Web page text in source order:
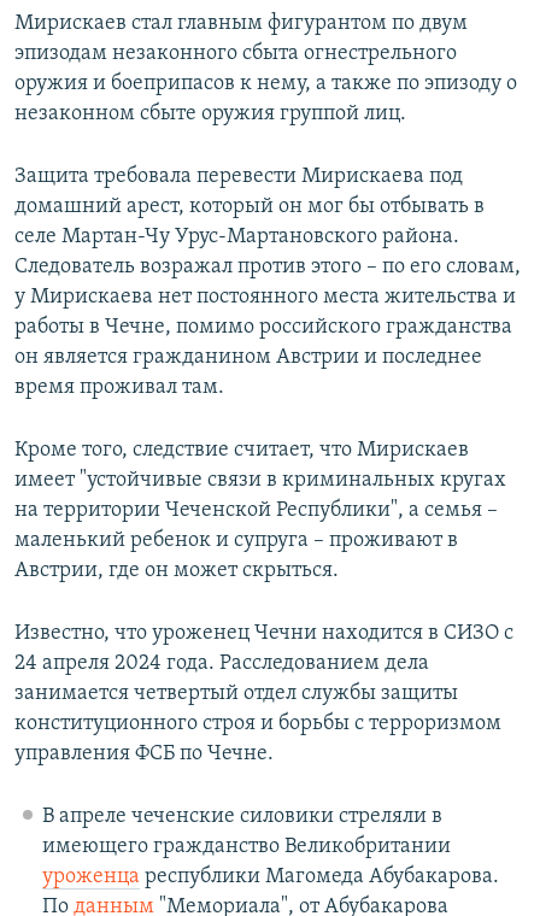
Мирискаев стал главным фигурантом по двум
эпизодам незаконного сбыта огнестрельного
оружия и боеприпасов к нему, а также по эпизоду о
незаконном сбыте оружия группой лиц.
Защита требовала перевести Мирискаева под
домашний арест, который он мог бы отбывать в
селе Мартан-Чу Урус-Мартановского района.
Следователь возражал против этого – по его словам,
у Мирискаева нет постоянного места жительства и
работы в Чечне, помимо российского гражданства
он является гражданином Австрии и последнее
время проживал там.
Кроме того, следствие считает, что Мирискаев
имеет "устойчивые связи в криминальных кругах
на территории Чеченской Республики", а семья –
маленький ребенок и супруга – проживают в
Австрии, где он может скрыться.
Известно, что уроженец Чечни находится в СИЗО с
24 апреля 2024 года. Расследованием дела
занимается четвертый отдел службы защиты
конституционного строя и борьбы с терроризмом
управления ФСБ по Чечне.
В апреле чеченские силовики стреляли в
имеющего гражданство Великобритании
уроженца республики Магомеда Абубакарова.
По данным"Мемориала", от Абубакарова